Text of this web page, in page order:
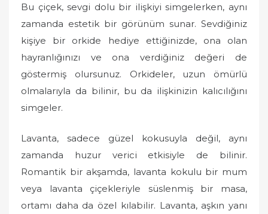
Bu çiçek, sevgi dolu bir ilişkiyi simgelerken, aynı
zamanda estetik bir görünüm sunar. Sevdiğiniz
kişiye bir orkide hediye ettiğinizde, ona olan
hayranlığınızı ve ona verdiğiniz değeri de
göstermiş olursunuz. Orkideler, uzun ömürlü
olmalarıyla da bilinir, bu da ilişkinizin kalıcılığını
simgeler.
Lavanta, sadece güzel kokusuyla değil, aynı
zamanda huzur verici etkisiyle de bilinir.
Romantik bir akşamda, lavanta kokulu bir mum
veya lavanta çiçekleriyle süslenmiş bir masa,
ortamı daha da özel kılabilir. Lavanta, aşkın yanı